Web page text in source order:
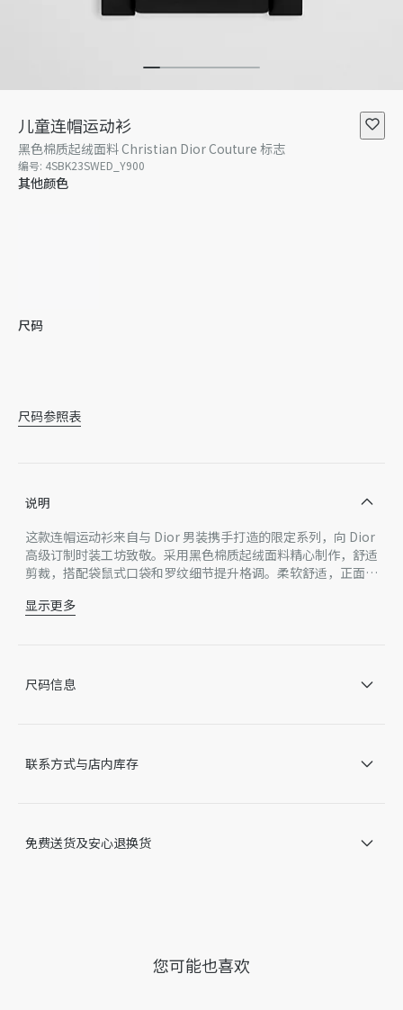
儿童连帽运动衫
黑色棉质起绒面料 Christian Dior Couture 标志
编号: 4SBK23SWED_Y900
其他颜色
尺码
尺码参照表
说明
这款连帽运动衫来自与 Dior 男装携手打造的限定系列，向 Dior
高级订制时装工坊致敬。采用黑色棉质起绒面料精心制作，舒适
剪裁，搭配袋鼠式口袋和罗纹细节提升格调。柔软舒适，正面饰
与配套的运动长裤搭配，打造休闲造型。
正面饰以灰色 Christian Dior Couture 刺绣
袋鼠式口袋
100% 棉
产品图片可能与产品实际外观不一致，以产品实物为准。如有相
显示更多
尺码信息
联系方式与店内库存
免费送货及安心退换货
您可能也喜欢